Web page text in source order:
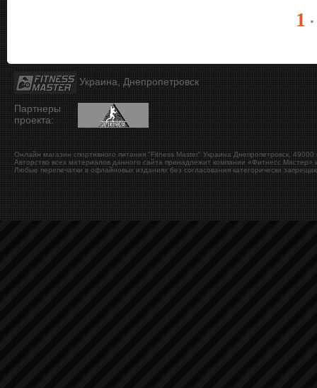
1
Украина, Днепропетровск
Партнеры
проекта:
Онлайн магазин спортивного питания "Fitness Master" Украина Днепропетровск, 49000
Авторство всех материалов данного сайта принадлежит компании «Фитнесс Мастер»
Любые перепечатки в офлайновых изданиях без согласования категорически